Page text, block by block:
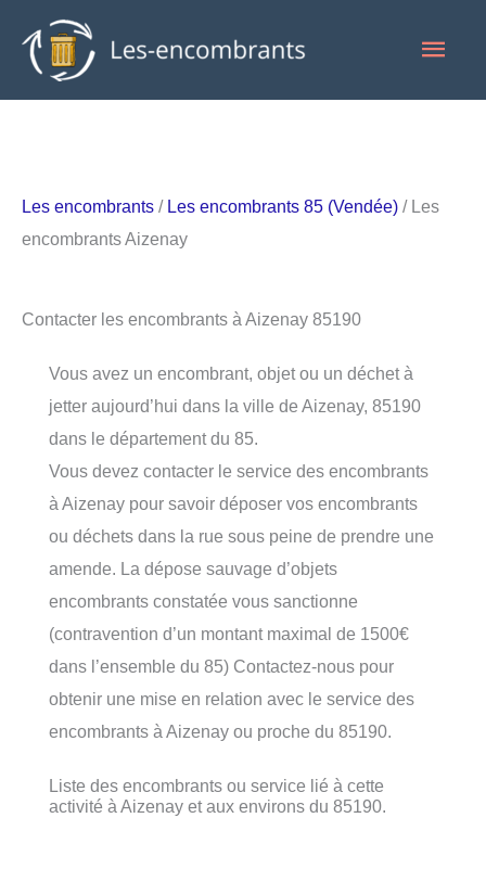
contenu
Les encombrants / Les encombrants 85 (Vendée) / Les
encombrants Aizenay
Contacter les encombrants à Aizenay 85190
Vous avez un encombrant, objet ou un déchet à
jetter aujourd’hui dans la ville de Aizenay, 85190
dans le département du 85.
Vous devez contacter le service des encombrants
à Aizenay pour savoir déposer vos encombrants
ou déchets dans la rue sous peine de prendre une
amende. La dépose sauvage d’objets
encombrants constatée vous sanctionne
(contravention d’un montant maximal de 1500€
dans l’ensemble du 85) Contactez-nous pour
obtenir une mise en relation avec le service des
encombrants à Aizenay ou proche du 85190.
Liste des encombrants ou service lié à cette
activité à Aizenay et aux environs du 85190.